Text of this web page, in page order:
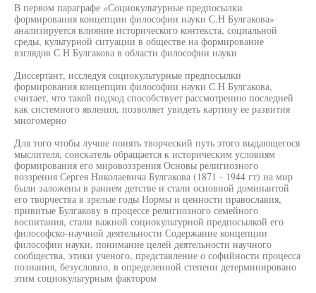
В первом параграфе «Социокультурные предпосылки
формирования концепции философии науки С.Н Булгакова»
анализируется влияние исторического контекста, социальной
среды, культурной ситуации в обществе на формирование
взглядов С Н Булгакова в области философии науки
Диссертант, исследуя социокультурные предпосылки
формирования концепции философии науки С Н Булгакова,
считает, что такой подход способствует рассмотрению последней
как системного явления, позволяет увидеть картину ее развития
многомерно
Для того чтобы лучше понять творческий путь этого выдающегося
мыслителя, соискатель обращается к историческим условиям
формирования его мировоззрения Основы религиозного
воззрения Сергея Николаевича Булгакова (1871 - 1944 гт) на мир
были заложены в раннем детстве и стали основной доминантой
его творчества в зрелые годы Нормы и ценности православия,
привитые Булгакову в процессе религиозного семейного
воспитания, стали важной социокультурной предпосылкой его
философско-научной деятельности Содержание концепции
философии науки, понимание целей деятельности научного
сообщества, этики ученого, представление о софийности процесса
познания, безусловно, в определенной степени детерминировано
этим социокультурным фактором